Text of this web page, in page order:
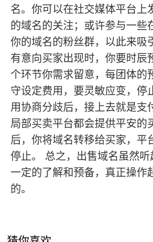
名。你可以在社交媒体平台上
的域名的关注；或许参与一些
你的域名的粉丝群，以此来吸
有意向买家出现时，你要时辰
个环节你需求留意，每团体的
守设定费用，要灵敏应变，停
用协商分歧后，接上去就是支
局部买卖平台都会提供平安的
后，你将域名转移给买家，平
停止。 总之，出售域名虽然
一定的了解和预备，真正操作
的。